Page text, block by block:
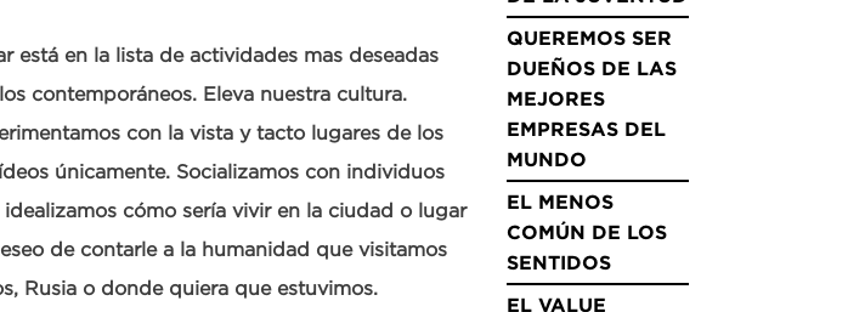
está en la lista de actividades mas deseadas
contemporáneos. Eleva nuestra cultura.
con la vista y tacto lugares de los
únicamente. Socializamos con individuos
cómo sería vivir en la ciudad o lugar
de contarle a la humanidad que visitamos
Rusia o donde quiera que estuvimos.
QUEREMOS SER
DUEÑOS DE LAS
MEJORES
EMPRESAS DEL
MUNDO
EL MENOS
COMÚN DE LOS
SENTIDOS
EL VALUE